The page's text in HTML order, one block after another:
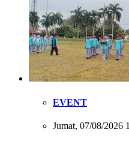
EVENT
Jumat, 07/08/2026